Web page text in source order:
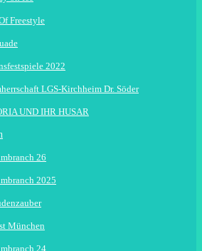
Freestyle
2022
LGS-Kirchheim Dr. Söder
UND IHR HUSAR
26
2025
München
24